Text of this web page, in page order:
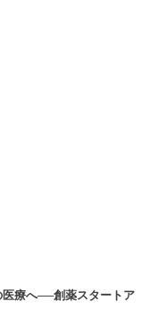
療へ──創薬スタートア